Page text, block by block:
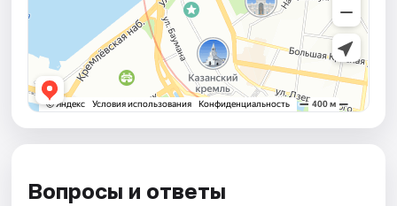
Вопросы и ответы